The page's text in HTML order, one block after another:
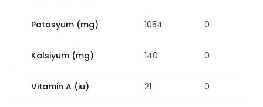
Potasyum (mg) 1054 0
Kalsiyum (mg) 140 0
Vitamin A (iu) 21 0